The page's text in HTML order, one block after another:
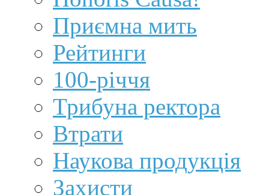
Приємна мить
Рейтинги
100-річчя
Трибуна ректора
Втрати
Наукова продукція
Захисти